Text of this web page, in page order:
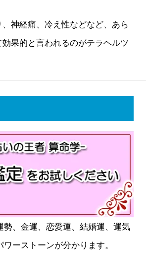
神経痛、冷え性などなど、あら
果的と言われるのがテラヘルツ
勢、金運、恋愛運、結婚運、運気
ーストーンが分かります。